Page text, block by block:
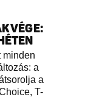
VÉGE:
minden
a
a
T-